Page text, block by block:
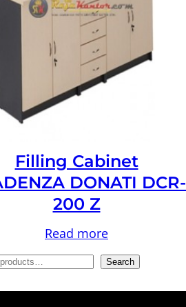
Filling Cabinet
DONATI DCR-
200 Z
Read more
Search